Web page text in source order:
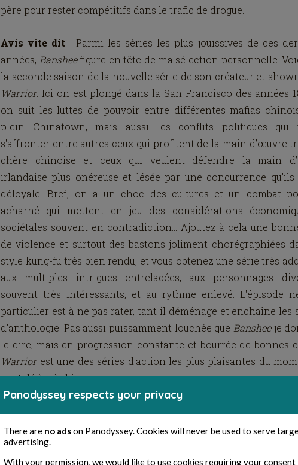
père pour rester compétitifs dans le trafic de drogue.
Avis vite dit : Parmi les séries les plus jouissives de ces
années, Bansheefigure en tête de ma sélection personnelle.
la seconde saison de la nouvelle série de son créateur et
Warrior. Ici on est plongé dans la San Francisco des années
on suit les luttes de pouvoir entre différentes mafias
plein Chinatown, mais aussi les conflits politiques qui
s'affronter entre autres ceux qui profitent de la main d’œuvre
chère chinoise et ceux qui veulent défendre la main
irlandaise plus onéreuse et lésée par une concurrence qu'ils
déloyale. Bref, on a un choc des cultures et un combat
acharné qui mettent en jeu des considérations
sociétales souvent en contradiction... Ajoutez à cela une
de violence et surtout des bastons joliment chorégraphiées
style kung-fu très bien rendu, et vous obtenez une série très
aux multiples intrigues entrelacées, aux personnages
souvent très intéressants, et au rythme enlevé. L'épisode
particulier est à ne pas rater, tant il déménage et enchaîne les
d'anthologie. Pas aussi puissamment louchée que Bansheeje
le dire, mais en progression constante et bourrée de bonnes
Warriorest une des séries d'action les plus plaisantes du
c'est déjà très bien comme ça.
Panodyssey respects your privacy
There are no adson Panodyssey. Cookies will never be used to serve
advertising.
With your permission, we would like to use cookies requiring your consent